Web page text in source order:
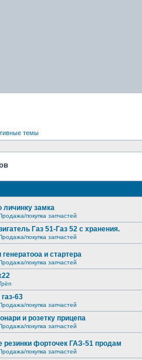
темы
личинку замка
покупка запчастей
Газ 51-Газ 52 с хранения.
покупка запчастей
генератооа и стартера
покупка запчастей
63
покупка запчастей
и розетку прицепа
покупка запчастей
резинки форточек ГАЗ-51 продам
покупка запчастей